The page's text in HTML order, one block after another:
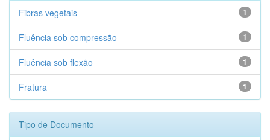
1
Fibras vegetais
1
Fluência sob compressão
1
Fluência sob flexão
1
Fratura
Tipo de Documento